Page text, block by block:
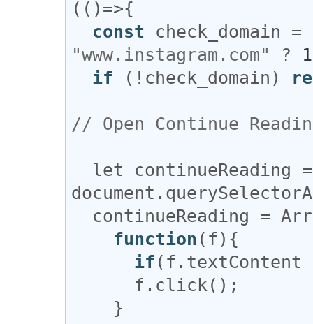
(()=>{
const
check_domain =
"www.instagram.com"
? 1
if (! check_domain )
// Open Continue
let continueReading
document .
continueReading =
function ( f ){
if ( f . textContent
f . click ();